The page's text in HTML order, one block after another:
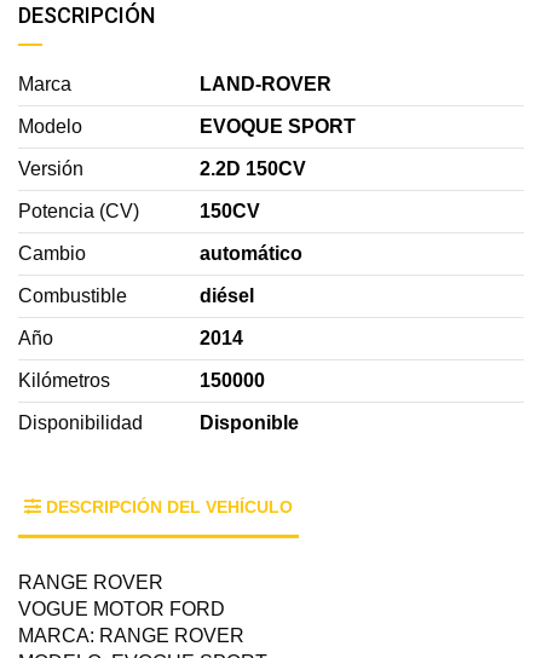
DESCRIPCIÓN
Marca LAND-ROVER
Modelo EVOQUE SPORT
Versión 2.2D 150CV
Potencia (CV) 150CV
Cambio automático
Combustible diésel
Año 2014
Kilómetros 150000
Disponibilidad Disponible
DESCRIPCIÓN DEL VEHÍCULO
RANGE ROVER
VOGUE MOTOR FORD
MARCA: RANGE ROVER